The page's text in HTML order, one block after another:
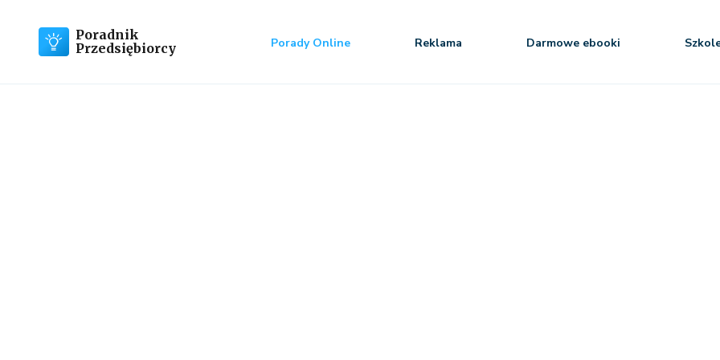
Poradnik
Przedsiębiorcy
Porady Online Reklama Darmowe ebooki